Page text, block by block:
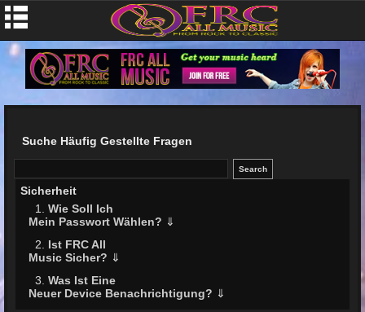
Suche Häufig Gestellte Fragen
Sicherheit
1.Wie Soll Ich
Mein Passwort Wählen? ⇓
2. Ist FRC All
Music Sicher? ⇓
3.Was Ist Eine
Neuer Device Benachrichtigung? ⇓